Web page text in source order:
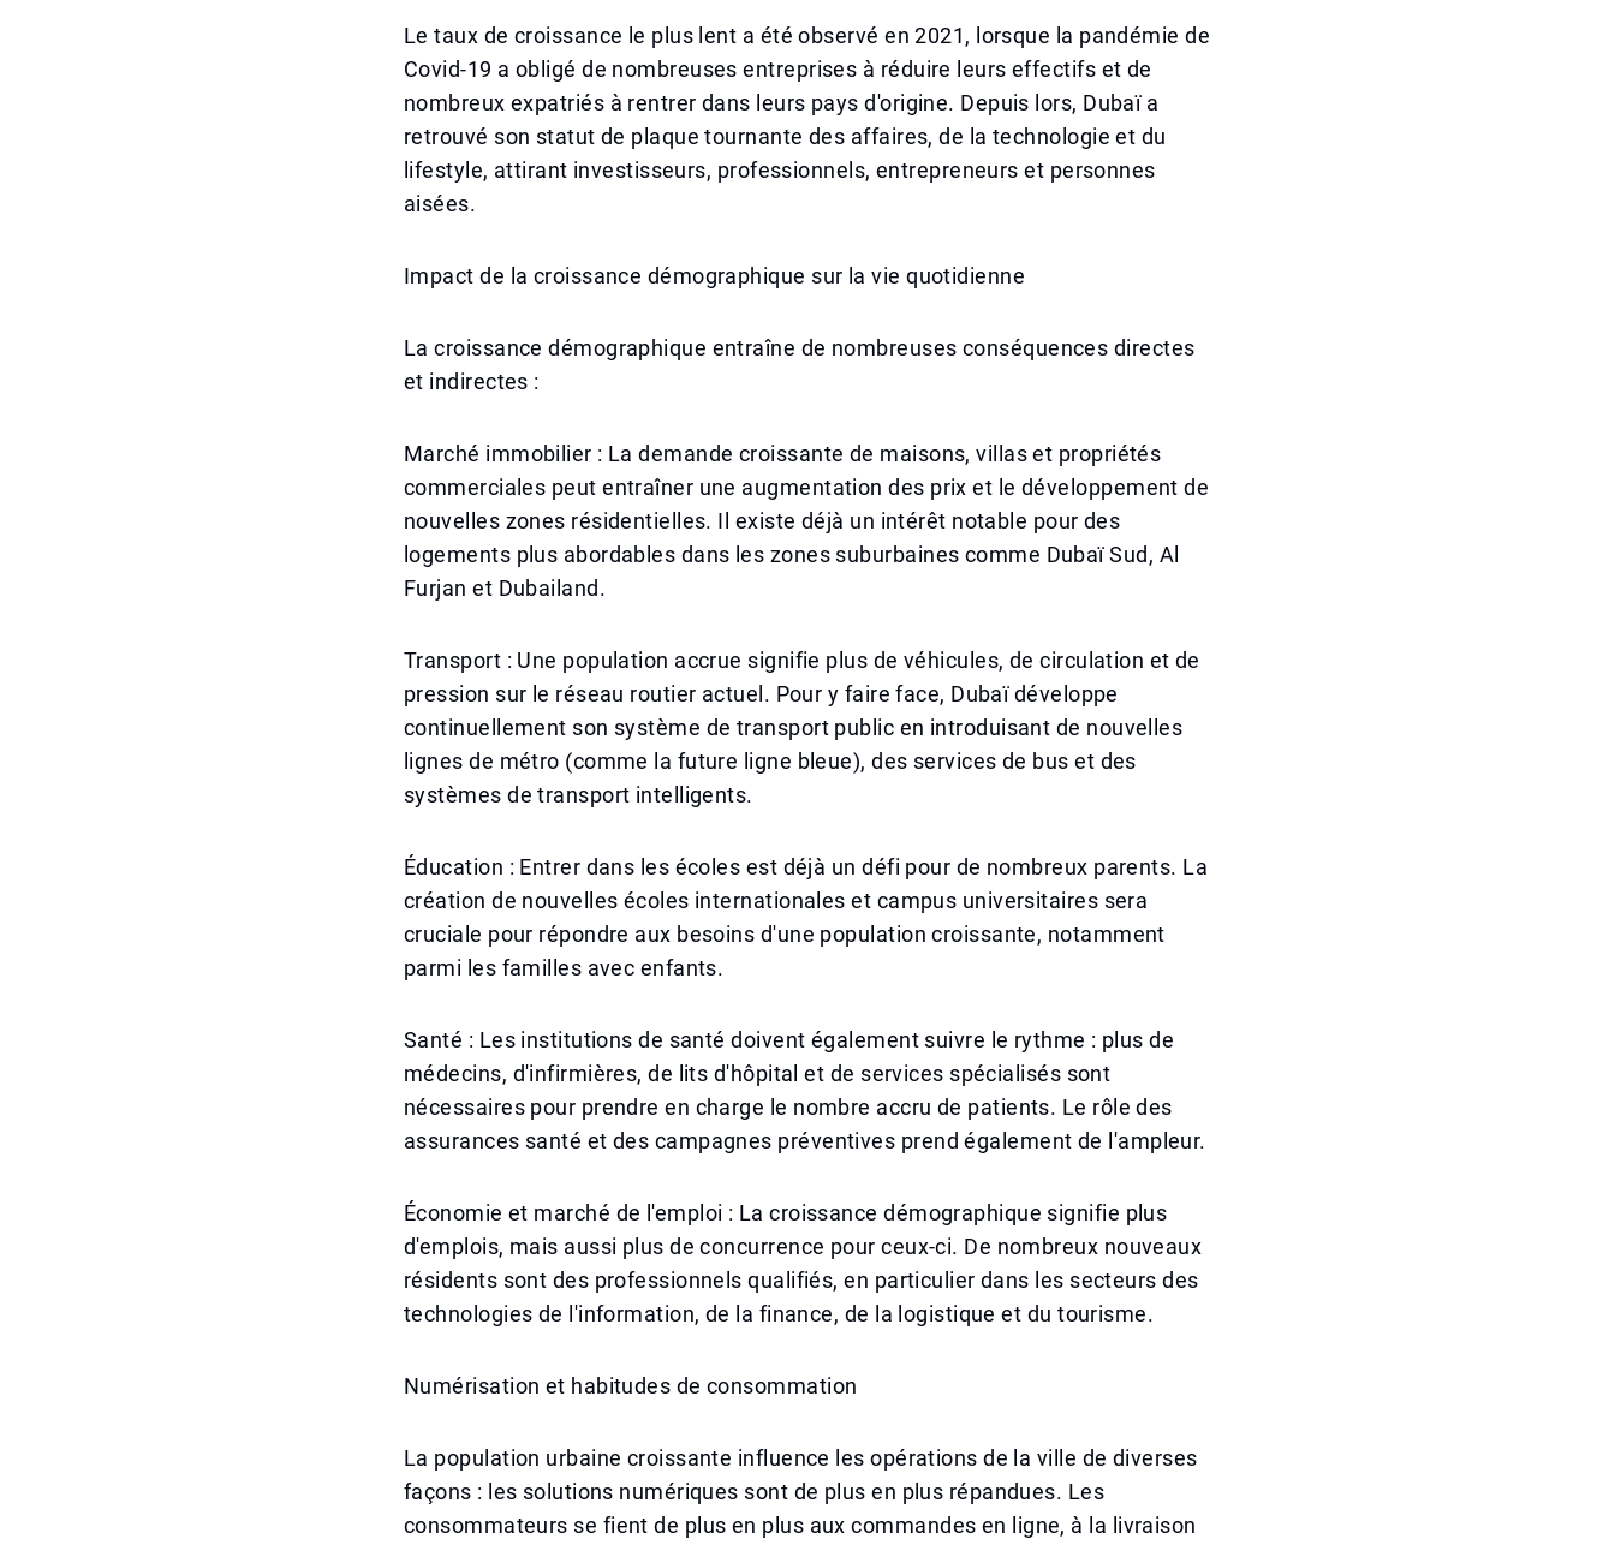
Le taux de croissance le plus lent a été observé en 2021, lorsque la pandémie de
Covid-19 a obligé de nombreuses entreprises à réduire leurs effectifs et de
nombreux expatriés à rentrer dans leurs pays d'origine. Depuis lors, Dubaï a
retrouvé son statut de plaque tournante des affaires, de la technologie et du
lifestyle, attirant investisseurs, professionnels, entrepreneurs et personnes
aisées.
Impact de la croissance démographique sur la vie quotidienne
La croissance démographique entraîne de nombreuses conséquences directes
et indirectes :
Marché immobilier : La demande croissante de maisons, villas et propriétés
commerciales peut entraîner une augmentation des prix et le développement de
nouvelles zones résidentielles. Il existe déjà un intérêt notable pour des
logements plus abordables dans les zones suburbaines comme Dubaï Sud, Al
Furjan et Dubailand.
Transport : Une population accrue signifie plus de véhicules, de circulation et de
pression sur le réseau routier actuel. Pour y faire face, Dubaï développe
continuellement son système de transport public en introduisant de nouvelles
lignes de métro (comme la future ligne bleue), des services de bus et des
systèmes de transport intelligents.
Éducation : Entrer dans les écoles est déjà un défi pour de nombreux parents. La
création de nouvelles écoles internationales et campus universitaires sera
cruciale pour répondre aux besoins d'une population croissante, notamment
parmi les familles avec enfants.
Santé : Les institutions de santé doivent également suivre le rythme : plus de
médecins, d'infirmières, de lits d'hôpital et de services spécialisés sont
nécessaires pour prendre en charge le nombre accru de patients. Le rôle des
assurances santé et des campagnes préventives prend également de l'ampleur.
Économie et marché de l'emploi : La croissance démographique signifie plus
d'emplois, mais aussi plus de concurrence pour ceux-ci. De nombreux nouveaux
résidents sont des professionnels qualifiés, en particulier dans les secteurs des
technologies de l'information, de la finance, de la logistique et du tourisme.
Numérisation et habitudes de consommation
La population urbaine croissante influence les opérations de la ville de diverses
façons : les solutions numériques sont de plus en plus répandues. Les
consommateurs se fient de plus en plus aux commandes en ligne, à la livraison